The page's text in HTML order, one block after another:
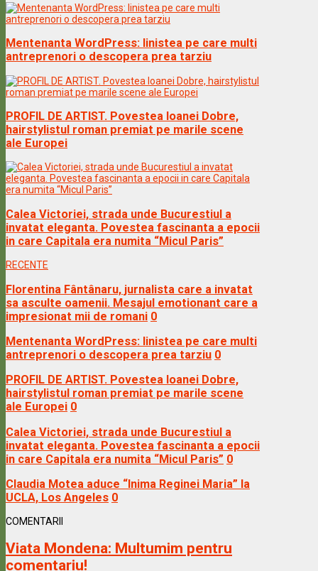
Mentenanta WordPress: linistea pe care multi
antreprenori o descopera prea tarziu
PROFIL DE ARTIST. Povestea Ioanei Dobre,
hairstylistul roman premiat pe marile scene
ale Europei
Calea Victoriei, strada unde Bucurestiul a
invatat eleganta. Povestea fascinanta a epocii
in care Capitala era numita “Micul Paris”
RECENTE
Florentina Fântânaru, jurnalista care a invatat
sa asculte oamenii. Mesajul emotionant care a
impresionat mii de romani 0
Mentenanta WordPress: linistea pe care multi
antreprenori o descopera prea tarziu 0
PROFIL DE ARTIST. Povestea Ioanei Dobre,
hairstylistul roman premiat pe marile scene
ale Europei 0
Calea Victoriei, strada unde Bucurestiul a
invatat eleganta. Povestea fascinanta a epocii
in care Capitala era numita “Micul Paris” 0
Claudia Motea aduce “Inima Reginei Maria” la
UCLA, Los Angeles 0
COMENTARII
Viata Mondena: Multumim pentru
comentariu!